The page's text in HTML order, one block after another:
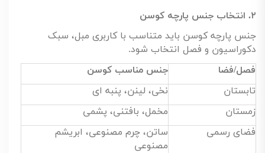
۲. انتخاب جنس پارچه کوسن
جنس پارچه کوسن باید متناسب با کاربری مبل، سبک
دکوراسیون و فصل انتخاب شود.
فصل/فضا
جنس مناسب کوسن
تابستان
نخی، لینن، پنبه ای
زمستان
مخمل، بافتنی، پشمی
فضای رسمی
ساتن، چرم مصنوعی، ابریشم
مصنوعی